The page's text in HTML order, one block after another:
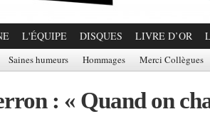
L'ÉQUIPE DISQUES LIVRE D’OR
Saines humeurs Hommages Merci Collègues
: « Quand on